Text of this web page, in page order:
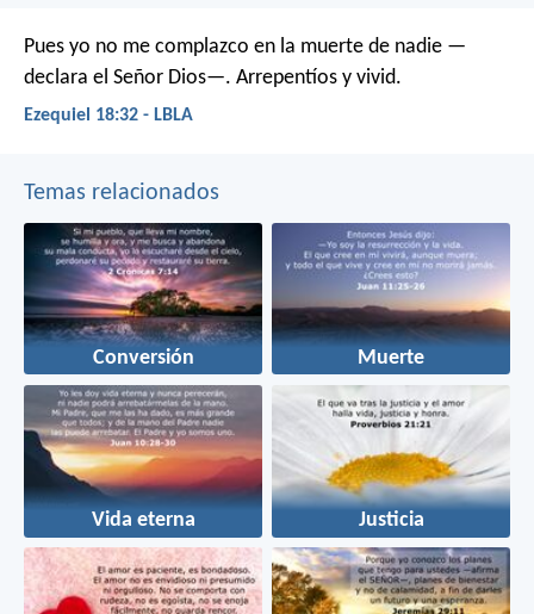
Pues yo no me complazco en la muerte de nadie —
declara el Señor Dios—. Arrepentíos y vivid.
Ezequiel 18:32 - LBLA
Temas relacionados
Conversión Muerte
Vida eterna Justicia